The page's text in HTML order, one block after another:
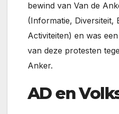
bewind van Van de
(Informatie, Diversiteit,
Activiteiten) en was
van deze protesten
Anker.
AD en